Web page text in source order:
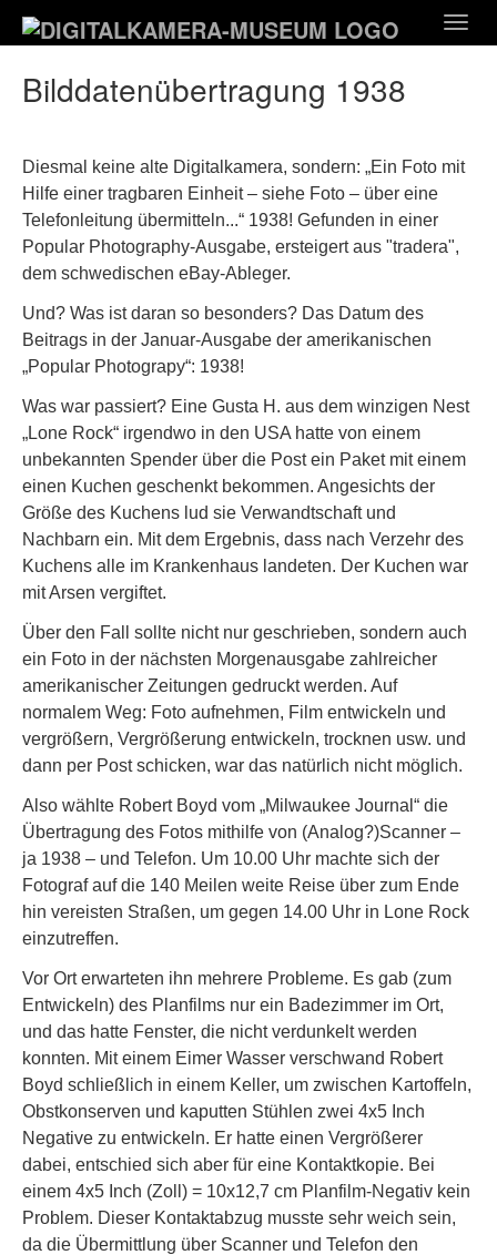
Hauptinhalt
Bilddatenübertragung 1938
Diesmal keine alte Digitalkamera, sondern: „Ein Foto mit
Hilfe einer tragbaren Einheit – siehe Foto – über eine
Telefonleitung übermitteln...“ 1938! Gefunden in einer
Popular Photography-Ausgabe, ersteigert aus "tradera",
dem schwedischen eBay-Ableger.
Und? Was ist daran so besonders? Das Datum des
Beitrags in der Januar-Ausgabe der amerikanischen
„Popular Photograpy“: 1938!
Was war passiert? Eine Gusta H. aus dem winzigen Nest
„Lone Rock“ irgendwo in den USA hatte von einem
unbekannten Spender über die Post ein Paket mit einem
einen Kuchen geschenkt bekommen. Angesichts der
Größe des Kuchens lud sie Verwandtschaft und
Nachbarn ein. Mit dem Ergebnis, dass nach Verzehr des
Kuchens alle im Krankenhaus landeten. Der Kuchen war
mit Arsen vergiftet.
Über den Fall sollte nicht nur geschrieben, sondern auch
ein Foto in der nächsten Morgenausgabe zahlreicher
amerikanischer Zeitungen gedruckt werden. Auf
normalem Weg: Foto aufnehmen, Film entwickeln und
vergrößern, Vergrößerung entwickeln, trocknen usw. und
dann per Post schicken, war das natürlich nicht möglich.
Also wählte Robert Boyd vom „Milwaukee Journal“ die
Übertragung des Fotos mithilfe von (Analog?)Scanner –
ja 1938 – und Telefon. Um 10.00 Uhr machte sich der
Fotograf auf die 140 Meilen weite Reise über zum Ende
hin vereisten Straßen, um gegen 14.00 Uhr in Lone Rock
einzutreffen.
Vor Ort erwarteten ihn mehrere Probleme. Es gab (zum
Entwickeln) des Planfilms nur ein Badezimmer im Ort,
und das hatte Fenster, die nicht verdunkelt werden
konnten. Mit einem Eimer Wasser verschwand Robert
Boyd schließlich in einem Keller, um zwischen Kartoffeln,
Obstkonserven und kaputten Stühlen zwei 4x5 Inch
Negative zu entwickeln. Er hatte einen Vergrößerer
dabei, entschied sich aber für eine Kontaktkopie. Bei
einem 4x5 Inch (Zoll) = 10x12,7 cm Planfilm-Negativ kein
Problem. Dieser Kontaktabzug musste sehr weich sein,
da die Übermittlung über Scanner und Telefon den